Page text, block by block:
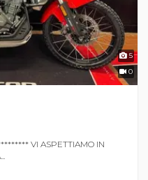
5
0
VI ASPETTIAMO IN